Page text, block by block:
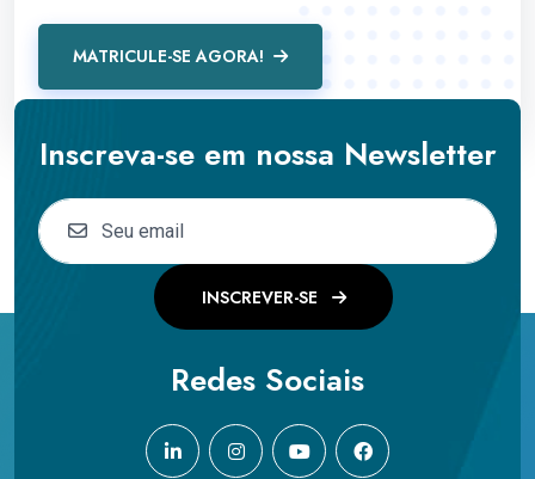
MATRICULE-SE AGORA!
Inscreva-se em nossa Newsletter
INSCREVER-SE
Redes Sociais